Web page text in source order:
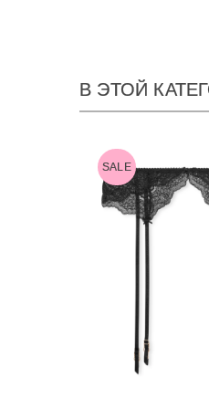
В ЭТОЙ
SALE